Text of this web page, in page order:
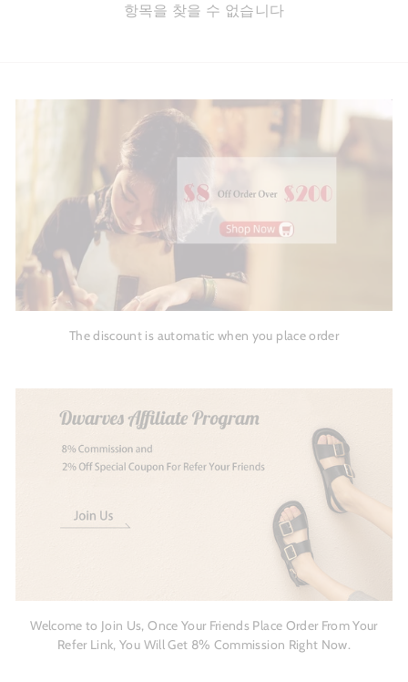
항목을 찾을 수 없습니다
The discount is automatic when you place order
Welcome to Join Us, Once Your Friends Place Order From Your
Refer Link, You Will Get 8% Commission Right Now.